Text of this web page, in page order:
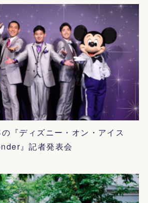
『ディズニー・オン・アイス
』記者発表会